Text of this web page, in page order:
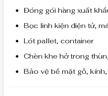
Đóng gói hàng xuất
Bọc linh kiện điện tử,
Lót pallet, container
Chèn khe hở trong
Bảo vệ bề mặt gỗ,